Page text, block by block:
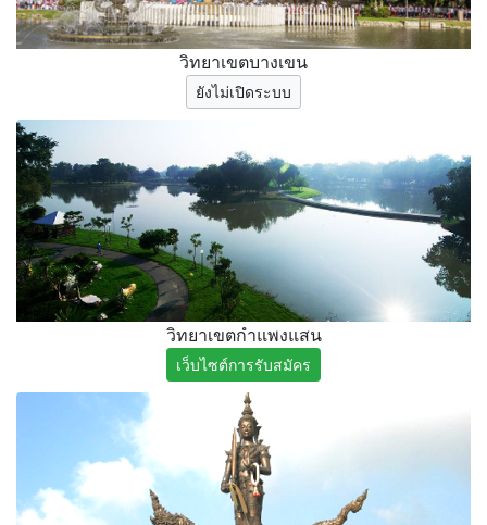
วิทยาเขตบางเขน
ยังไม่เปิดระบบ
วิทยาเขตกำแพงแสน
เว็บไซต์การรับสมัคร